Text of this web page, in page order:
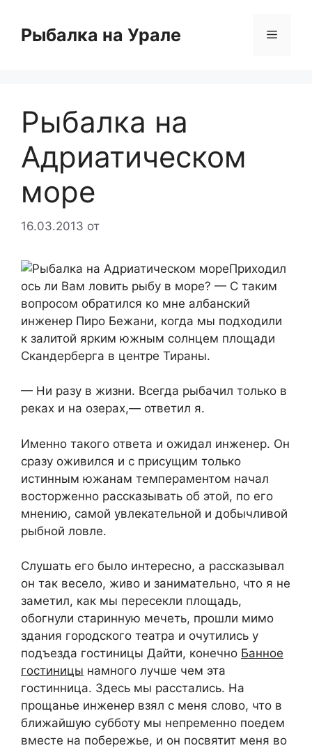
содержимому
Рыбалка на Урале Меню
Рыбалка на
Адриатическом
море
16.03.2013 от
Приходил
ось ли Вам ловить рыбу в море? — С таким
вопросом обратился ко мне албанский
инженер Пиро Бежани, когда мы подходили
к залитой ярким южным солнцем площади
Скандерберга в центре Тираны.
— Ни разу в жизни. Всегда рыбачил только в
реках и на озерах,— ответил я.
Именно такого ответа и ожидал инженер. Он
сразу оживился и с присущим только
истинным южанам темпераментом начал
восторженно рассказывать об этой, по его
мнению, самой увлекательной и добычливой
рыбной ловле.
Слушать его было интересно, а рассказывал
он так весело, живо и занимательно, что я не
заметил, как мы пересекли площадь,
обогнули старинную мечеть, прошли мимо
здания городского театра и очутились у
подъезда гостиницы Дайти, конечно Банное
гостиницы намного лучше чем эта
гостинница. Здесь мы расстались. На
прощанье инженер взял с меня слово, что в
ближайшую субботу мы непременно поедем
вместе на побережье, и он посвятит меня во